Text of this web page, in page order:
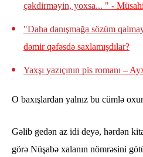
çəkdirməyin, yoxsa... " -
"Daha danışmağa sözüm
dəmir qəfəsdə saxlamışdılar?
Yaxşı yazıçının pis romanı –
O baxışlardan yalnız bu cümlə
Gəlib gedən az idi deyə, hərdən
görə Nüşabə xalanın nömrəsini